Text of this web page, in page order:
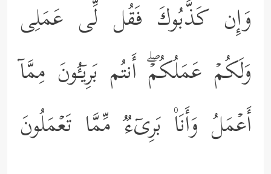
وَإِن كَذَّبُوكَ فَقُل لِّی عَمَلِی
وَلَكُمۡ عَمَلُكُمۡۖ أَنتُم بَرِیۤـُٔونَ مِمَّاۤ
أَعۡمَلُ وَأَنَا۠ بَرِیۤءࣱ مِّمَّا تَعۡمَلُونَ